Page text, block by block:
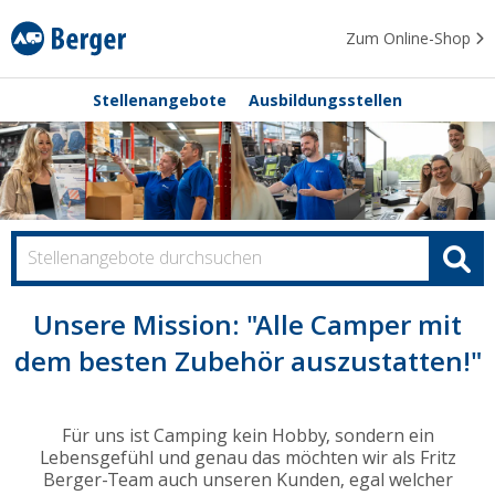
Zum Online-Shop
Stellenangebote Ausbildungsstellen
Unsere Mission: "Alle Camper mit
dem besten Zubehör auszustatten!"
Für uns ist Camping kein Hobby, sondern ein
Lebensgefühl und genau das möchten wir als Fritz
Berger-Team auch unseren Kunden, egal welcher